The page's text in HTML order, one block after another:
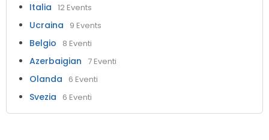
Italia 12 Events
Ucraina 9 Events
Belgio 8 Eventi
Azerbaigian 7 Eventi
Olanda 6 Eventi
Svezia 6 Eventi